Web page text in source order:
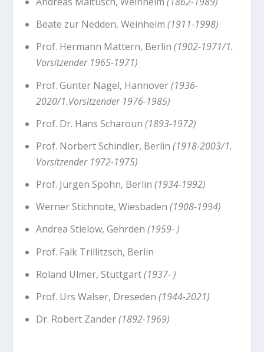
Beate zur Nedden, Weinheim (1911-1998)
Prof. Hermann Mattern, Berlin (1902-1971/1.
Vorsitzender 1965-1971)
Prof. Günter Nagel, Hannover(1936-
2020/1.Vorsitzender 1976-1985)
Prof. Dr. Hans Scharoun (1893-1972)
Prof. Norbert Schindler, Berlin (1918-2003/1.
Vorsitzender 1972-1975)
Prof. Jürgen Spohn, Berlin (1934-1992)
Werner Stichnote, Wiesbaden (1908-1994)
Andrea Stielow, Gehrden (1959- )
Prof. Falk Trillitzsch, Berlin
Roland Ulmer, Stuttgart(1937- )
Prof. Urs Walser, Dreseden (1944-2021)
Dr. Robert Zander(1892-1969)